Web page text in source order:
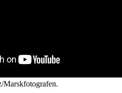
Marskfotografen.